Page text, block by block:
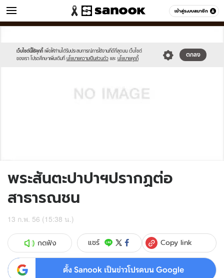
เข้าสู่ระบบสมาชิก
ข่าว หมวดอื่นๆ
เว็บไซต์นี้ใช้คุกกี้ เพื่อให้ท่านได้รับประสบการณ์การใช้งานที่ดีที่สุดบน เว็บไซต์
ของเรา โปรดศึกษาเพิ่มเติมที่ นโยบายความเป็นส่วนตัว และ นโยบายคุกกี้
ตกลง
sanook.png
image.jpg
พระสันตะปาปาฯปรากฏต่อ
สาธารณชน
13 ก.พ. 56 (15:38 น.)
กดฟัง แชร์ Copy link
ตั้ง Sanook เป็นข่าวโปรดบน Google